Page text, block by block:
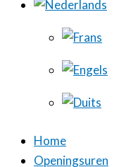
Home
Openingsuren